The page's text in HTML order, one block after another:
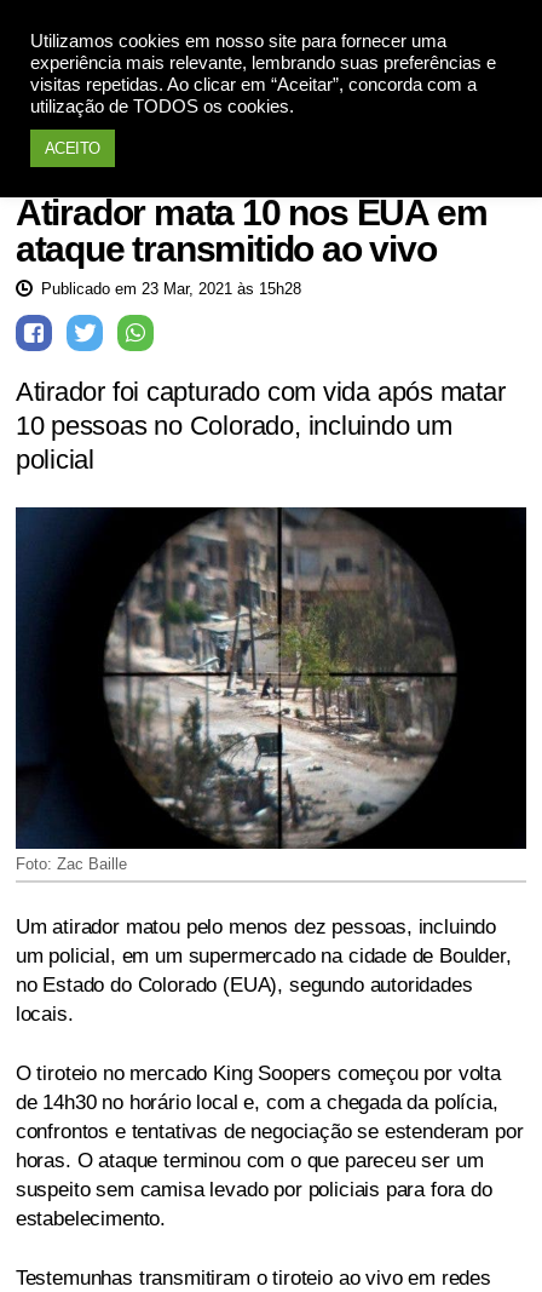
Utilizamos cookies em nosso site para fornecer uma
experiência mais relevante, lembrando suas preferências e
visitas repetidas. Ao clicar em “Aceitar”, concorda com a
utilização de TODOS os cookies.
ACEITO
EUA
Atirador mata 10 nos EUA em
ataque transmitido ao vivo
Publicado em 23 Mar, 2021 às 15h28
Atirador foi capturado com vida após matar
10 pessoas no Colorado, incluindo um
policial
Foto: Zac Baille
Um atirador matou pelo menos dez pessoas, incluindo
um policial, em um supermercado na cidade de Boulder,
no Estado do Colorado (EUA), segundo autoridades
locais.
O tiroteio no mercado King Soopers começou por volta
de 14h30 no horário local e, com a chegada da polícia,
confrontos e tentativas de negociação se estenderam por
horas. O ataque terminou com o que pareceu ser um
suspeito sem camisa levado por policiais para fora do
estabelecimento.
Testemunhas transmitiram o tiroteio ao vivo em redes